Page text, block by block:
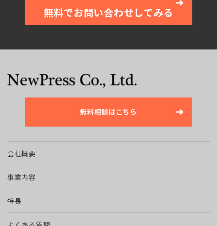
無料でお問い合わせしてみる
無料相談はこちら
会社概要
事業内容
特長